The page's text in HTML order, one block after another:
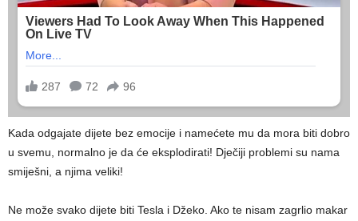
Kada odgajate dijete bez emocije i namećete mu da mora biti dobro
u svemu, normalno je da će eksplodirati! Dječiji problemi su nama
smiješni, a njima veliki!
Ne može svako dijete biti Tesla i Džeko. Ako te nisam zagrlio makar